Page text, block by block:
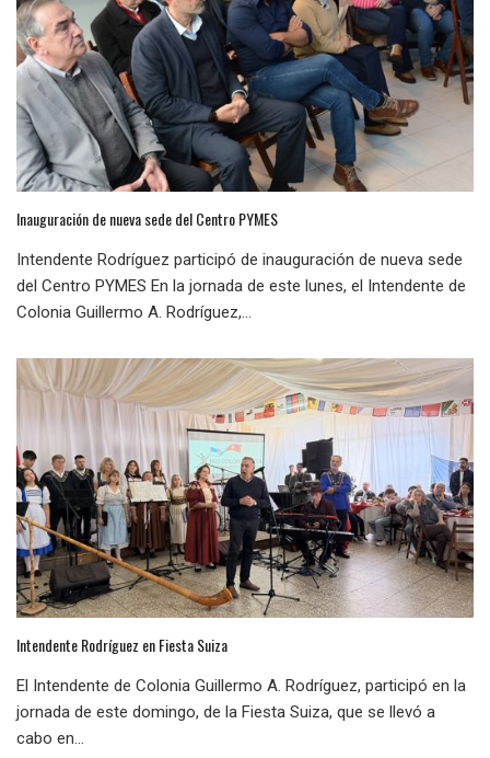
Inauguración de nueva sede del Centro PYMES
Intendente Rodríguez participó de inauguración de nueva sede
del Centro PYMES En la jornada de este lunes, el Intendente de
Colonia Guillermo A. Rodríguez,...
Intendente Rodríguez en Fiesta Suiza
El Intendente de Colonia Guillermo A. Rodríguez, participó en la
jornada de este domingo, de la Fiesta Suiza, que se llevó a
cabo en...